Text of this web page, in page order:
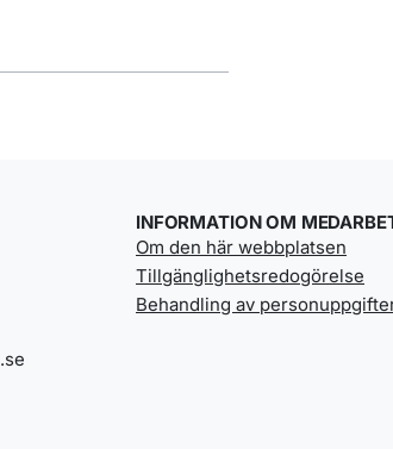
.se
INFORMATION OM
Om den här webbplatsen
Tillgänglighetsredogörelse
Behandling av